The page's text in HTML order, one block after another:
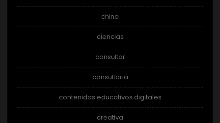
chino
ciencias
consultor
consultoria
contenidos educativos digitales
creativa